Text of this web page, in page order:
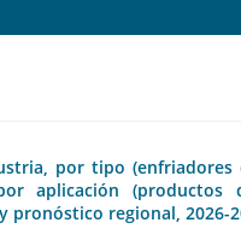
por tipo
aplicación (productos
pronóstico regional, 2026-